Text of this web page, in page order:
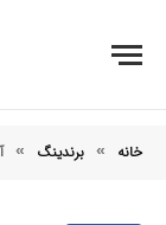
خانه » برندینگ »